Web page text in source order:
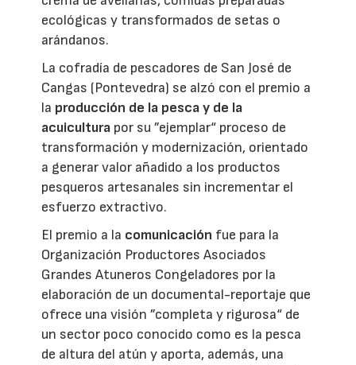
ecológicas y transformados de setas o
arándanos.
La cofradía de pescadores de San José de
Cangas (Pontevedra) se alzó con el premio a
la producción de la pesca y de la
acuicultura por su ”ejemplar“ proceso de
transformación y modernización, orientado
a generar valor añadido a los productos
pesqueros artesanales sin incrementar el
esfuerzo extractivo.
El premio a la comunicación fue para la
Organización Productores Asociados
Grandes Atuneros Congeladores por la
elaboración de un documental-reportaje que
ofrece una visión ”completa y rigurosa“ de
un sector poco conocido como es la pesca
de altura del atún y aporta, además, una